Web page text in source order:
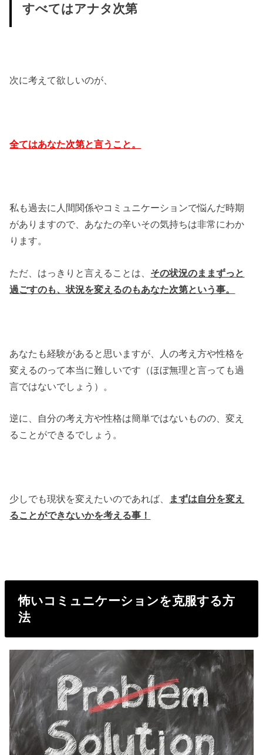
すべてはアナタ次第
次に考えて欲しいのが、
全てはあなた次第と言うこと。
私も過去に人間関係やコミュニケーションで悩んだ時期
がありますので、あなたの辛いその気持ちは非常にわか
ります。
ただ、はっきりと言えることは、 その状況のままずっと
過ごすのも、状況を変えるのもあなた次第という事。
あなたも経験があると思いますが、人の考え方や性格を
変えるのって本当に難しいです（ほぼ無理と言っても過
言ではないでしょう）。
逆に、自分の考え方や性格は簡単ではないものの、変え
ることができるでしょう。
少しでも現状を変えたいのであれば、
まずは自分を変え
ることができないかを考える事！
怖いコミュニケーションを克服する方
法